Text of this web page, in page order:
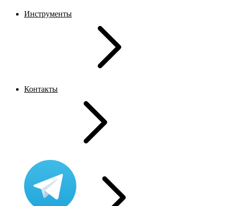
Инструменты
Контакты